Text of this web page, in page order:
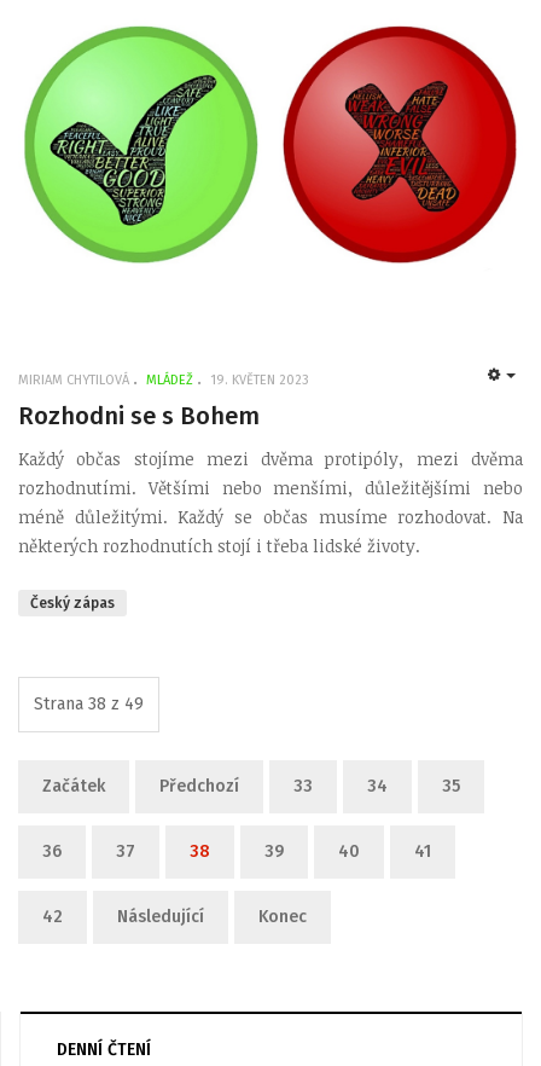
MIRIAM CHYTILOVÁ MLÁDEŽ 19. KVĚTEN 2023
Rozhodni se s Bohem
Každý občas stojíme mezi dvěma protipóly, mezi dvěma
rozhodnutími. Většími nebo menšími, důležitějšími nebo
méně důležitými. Každý se občas musíme rozhodovat. Na
některých rozhodnutích stojí i třeba lidské životy.
Český zápas
Strana 38 z 49
Začátek Předchozí 33 34 35
36 37 38 39 40 41
42 Následující Konec
DENNÍ ČTENÍ